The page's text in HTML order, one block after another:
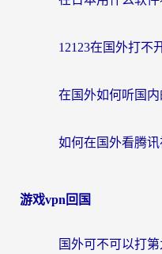
游戏vpn回国